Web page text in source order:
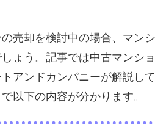
売却を検討中の場合、マン
ょう。記事では中古マンシ
アンドカンパニーが解説して
以下の内容が分かります。